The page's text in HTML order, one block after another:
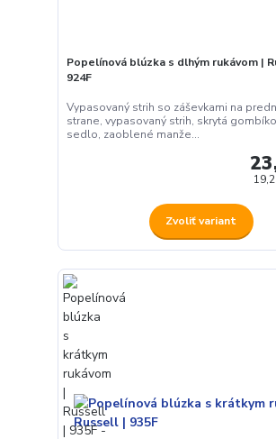
Popelínová blúzka s dlhým rukávom |
924F
Vypasovaný strih so záševkami na
strane, vypasovaný strih, skrytá
sedlo, zaoblené manže...
Zvoliť variant